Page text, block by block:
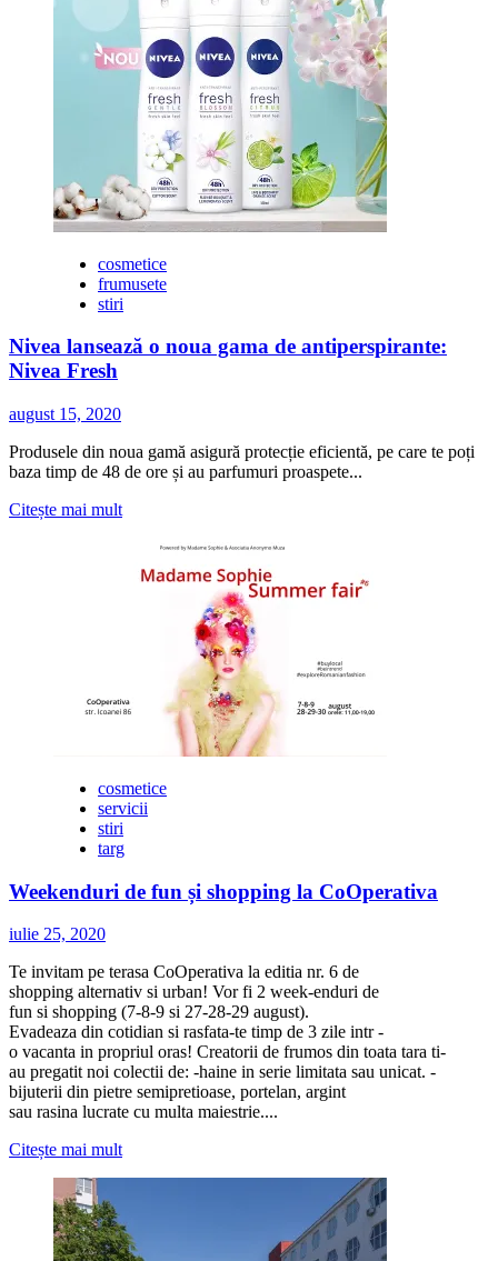
titlul
de
„Best
New
Non-
Food
Product”
Progresiv
Awards
cosmetice
frumusete
stiri
Nivea lansează o noua gama de antiperspirante:
Nivea Fresh
august 15, 2020
Produsele din noua gamă asigură protecție eficientă, pe care te poți
baza timp de 48 de ore și au parfumuri proaspete...
Citește mai multCitește
despre
Nivea
antiperspirante:
cosmetice
servicii
stiri
targ
Weekenduri de fun și shopping la CoOperativa
iulie 25, 2020
Te invitam pe terasa CoOperativa la editia nr. 6 de
shopping alternativ si urban! Vor fi 2 week-enduri de
fun si shopping (7-8-9 si 27-28-29 august).
Evadeaza din cotidian si rasfata-te timp de 3 zile intr -
o vacanta in propriul oras! Creatorii de frumos din toata tara ti-
au pregatit noi colectii de: -haine in serie limitata sau unicat. -
bijuterii din pietre semipretioase, portelan, argint
sau rasina lucrate cu multa maiestrie....
Citește mai multCitește
Weekenduri
de